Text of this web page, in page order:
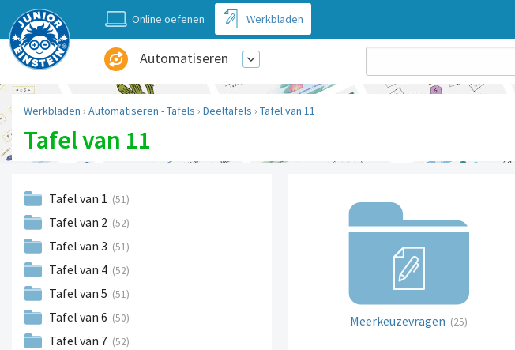
Online oefenen Werkbladen
Automatiseren
Werkbladen › Automatiseren - Tafels › Deeltafels › Tafel van 11
Tafel van 11
Tafel van 1 (51)
Tafel van 2 (52)
Tafel van 3 (51)
Tafel van 4 (52)
Tafel van 5 (51)
Tafel van 6 (50)
Tafel van 7 (52)
Meerkeuzevragen (25)